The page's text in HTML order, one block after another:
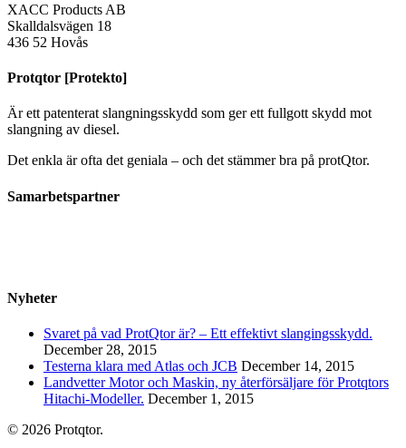
XACC Products AB
Skalldalsvägen 18
436 52 Hovås
Protqtor [Protekto]
Är ett patenterat slangningsskydd som ger ett fullgott skydd mot
slangning av diesel.
Det enkla är ofta det geniala – och det stämmer bra på protQtor.
Samarbetspartner
Nyheter
Svaret på vad ProtQtor är? – Ett effektivt slangingsskydd.
December 28, 2015
Testerna klara med Atlas och JCB December 14, 2015
Landvetter Motor och Maskin, ny återförsäljare för Protqtors
Hitachi-Modeller. December 1, 2015
© 2026 Protqtor.